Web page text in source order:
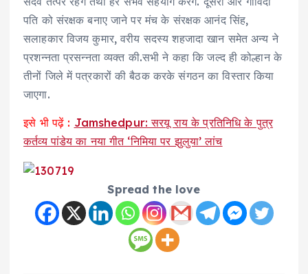
पति को संरक्षक बनाए जाने पर मंच के संरक्षक आनंद सिंह,
सलाहकार विजय कुमार, वरीय सदस्य शहजादा खान समेत अन्य ने
प्रशन्नता प्रसन्नता व्यक्त की.सभी ने कहा कि जल्द ही कोल्हान के
तीनों जिले में पत्रकारों की बैठक करके संगठन का विस्तार किया
जाएगा.
इसे भी पढ़ें : Jamshedpur: सरयू राय के प्रतिनिधि के पुत्र
कर्तव्य पांडेय का नया गीत ‘निमिया पर झुलुया’ लांच
Spread the love